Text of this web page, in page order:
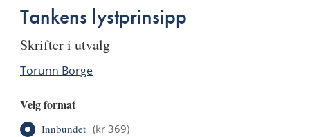
Tankens lystprinsipp
skrifter i utvalg
Torunn Borge
Velg format
Innbundet (kr 369)